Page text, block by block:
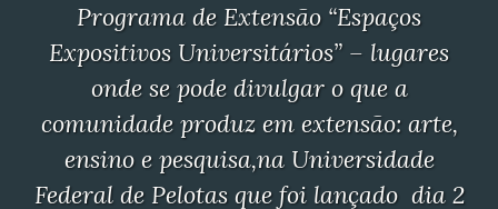
Programa de Extensão “Espaços
Expositivos Universitários” – lugares
onde se pode divulgar o que a
comunidade produz em extensão: arte,
ensino e pesquisa,na Universidade
Federal de Pelotas que foi lançado dia 2